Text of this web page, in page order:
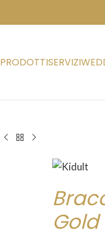
PRODOTTISERVIZI
Gold